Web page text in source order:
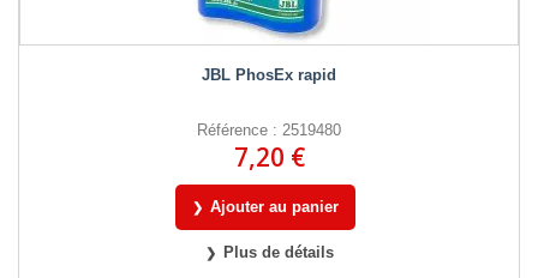
JBL PhosEx rapid
Référence : 2519480
7,20 €
Ajouter au panier
Plus de détails